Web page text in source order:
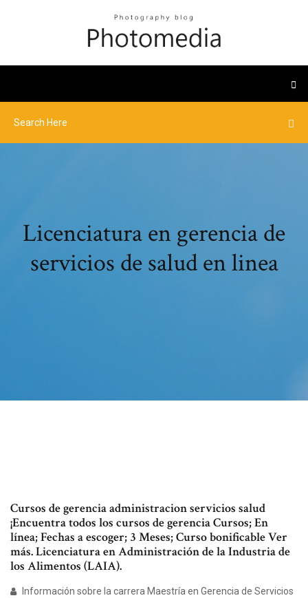
Licenciatura en gerencia de
servicios de salud en linea
Cursos de gerencia administracion servicios salud
¡Encuentra todos los cursos de gerencia Cursos; En
línea; Fechas a escoger; 3 Meses; Curso bonificable Ver
más. Licenciatura en Administración de la Industria de
los Alimentos (LAIA).
Información sobre la carrera Maestría en Gerencia de Servicios